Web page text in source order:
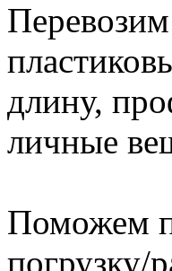
длину,
личные
Поможем
погрузку/